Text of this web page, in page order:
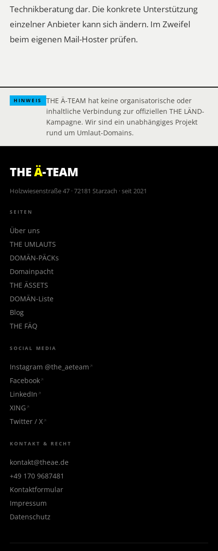
Technikberatung dar. Die konkrete Unterstützung
einzelner Anbieter kann sich ändern. Im Zweifel
beim eigenen Mail-Hoster prüfen.
HINWEIS
THE Ä-TEAM hat keine organisatorische oder
inhaltliche Verbindung zur offiziellen THE LÄND-
Kampagne. Wir sind ein unabhängiges Projekt
rund um Umlaut-Domains.
THEÄ-TEAM
Holzwiesenstraße 47 · 72181 Starzach · seit 2021
SEITEN
Über uns
THE UMLAUTS
DOMÄN-PÄCKs
Domainpacht
THE ÄSSETS
DOMÄN-Liste
Blog
THE FÄQ
SOCIAL MEDIA
Instagram @the_aeteam
Facebook
LinkedIn
XING
Twitter / X
KONTAKT & RECHT
kontakt@theae.de
+49 170 9687481
Kontaktformular
Impressum
Datenschutz